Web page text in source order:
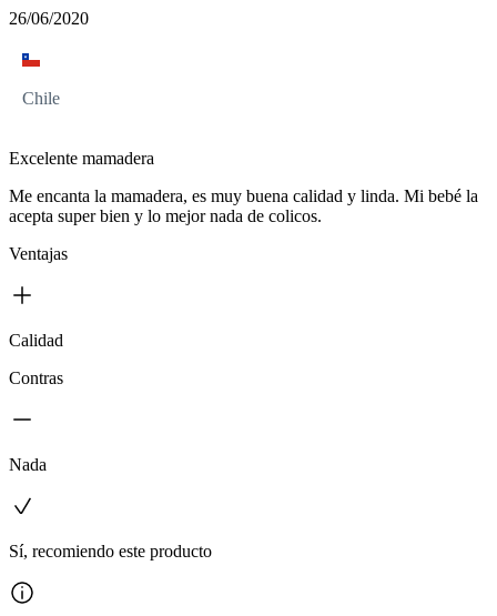
26/06/2020
Chile
Excelente mamadera
Me encanta la mamadera, es muy buena calidad y linda. Mi bebé la
acepta super bien y lo mejor nada de colicos.
Ventajas
Calidad
Contras
Nada
Sí, recomiendo este producto